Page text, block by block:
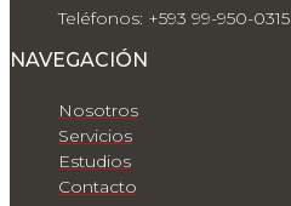
Teléfonos: +593 99-950-0315
NAVEGACIÓN
Nosotros
Servicios
Estudios
Contacto